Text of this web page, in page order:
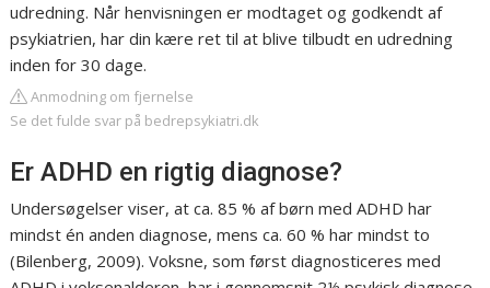
udredning. Når henvisningen er modtaget og godkendt af
psykiatrien, har din kære ret til at blive tilbudt en udredning
inden for 30 dage.
Anmodning om fjernelse
Se det fulde svar på bedrepsykiatri.dk
Er ADHD en rigtig diagnose?
Undersøgelser viser, at ca. 85 % af børn med ADHD har
mindst én anden diagnose, mens ca. 60 % har mindst to
(Bilenberg, 2009). Voksne, som først diagnosticeres med